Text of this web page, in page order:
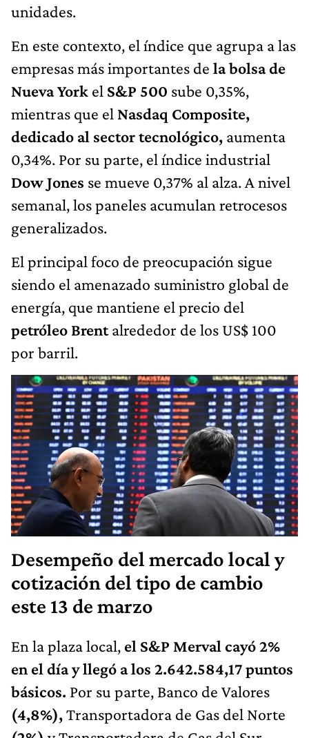
unidades.
En este contexto, el índice que agrupa a las
empresas más importantes de la bolsa de
Nueva York el S&P 500 sube 0,35%,
mientras que el Nasdaq Composite,
dedicado al sector tecnológico, aumenta
0,34%. Por su parte, el índice industrial
Dow Jones se mueve 0,37% al alza. A nivel
semanal, los paneles acumulan retrocesos
generalizados.
El principal foco de preocupación sigue
siendo el amenazado suministro global de
energía, que mantiene el precio del
petróleo Brentalrededor de los US$ 100
por barril.
Desempeño del mercado local y
cotización del tipo de cambio
este 13 de marzo
En la plaza local, el S&P Merval cayó 2%
en el día y llegó a los 2.642.584,17puntos
básicos. Por su parte, Banco de Valores
(4,8%),Transportadora de Gas del Norte